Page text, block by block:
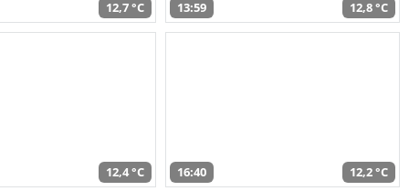
12,7 °C 13:59 12,8 °C
12,4 °C 16:40 12,2 °C